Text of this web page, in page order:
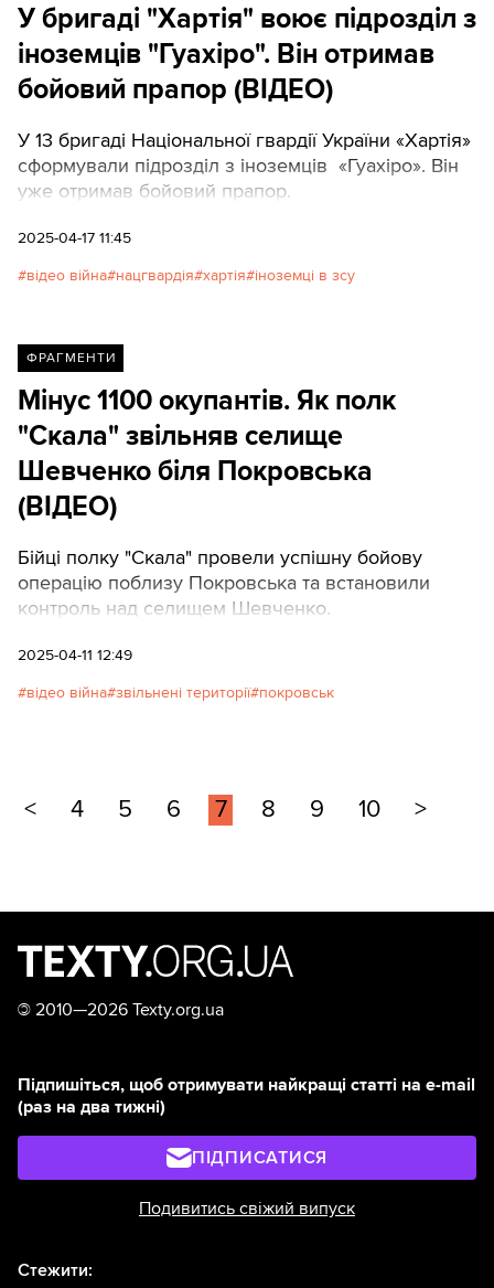
У бригаді "Хартія" воює підрозділ з
іноземців "Гуахіро". Він отримав
бойовий прапор (ВІДЕО)
У 13 бригаді Національної гвардії України «Хартія»
сформували підрозділ з іноземців «Гуахіро». Він
уже отримав бойовий прапор.
2025-04-17 11:45
відео війна нацгвардія хартія іноземці в зсу
ФРАГМЕНТИ
Мінус 1100 окупантів. Як полк
"Скала" звільняв селище
Шевченко біля Покровська
(ВIДЕО)
Бійці полку "Скала" провели успішну бойову
операцію поблизу Покровська та встановили
контроль над селищем Шевченко.
2025-04-11 12:49
відео війна звільнені території покровськ
< 4 5 6 7 8 9 10 >
© 2010—2026 Texty.org.ua
Підпишіться, щоб отримувати найкращі статті на e-mail
(раз на два тижні)
ПІДПИСАТИСЯ
Подивитись свіжий випуск
Стежити: